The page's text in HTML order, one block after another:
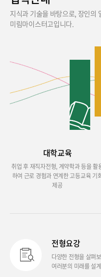
지식과 기술을 바탕으로, 장인의
미림마이스터고입니다.
대학교육
취업 후 재직자전형, 계약학과 등을 활
하여 근로 경험과 연계한 고등교육 기
제공
전형요강
다양한 전형을 살펴
여러분의 미래를 설